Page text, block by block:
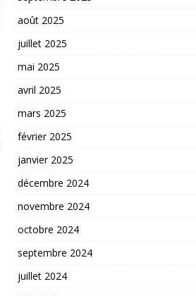
août 2025
juillet 2025
mai 2025
avril 2025
mars 2025
février 2025
janvier 2025
décembre 2024
novembre 2024
octobre 2024
septembre 2024
juillet 2024